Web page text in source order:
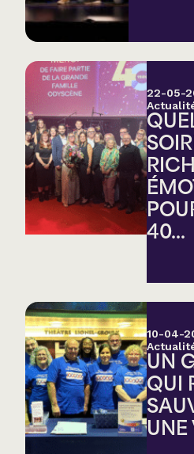
22-05-
40...
10-04-
UN
QUI
UNE